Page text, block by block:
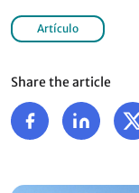
Artículo
Share the article